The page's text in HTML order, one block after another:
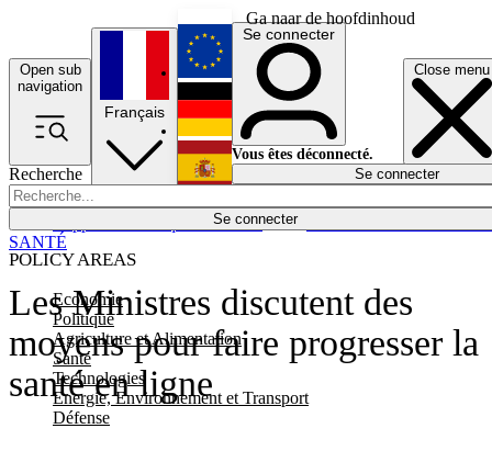
Ga naar de hoofdinhoud
Open sub
navigation
Close menu
Recherche
Se connecter
POLICY AREAS
Economie
Politique
Agriculture et Alimentation
Santé
Technologies
Energie, Environnement et Transport
Défense
Économie
Français
English
Deutsch
Español
Se connecter
Vous êtes déconnecté.
Se connecter
Les Ministres discutent des
moyens pour faire progresser la
santé en ligne
SANTÉ